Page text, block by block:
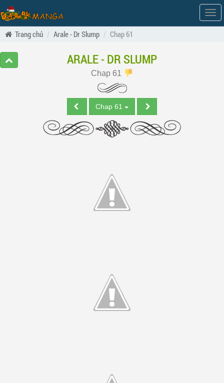
Hiện
Trang chủ
Arale - Dr Slump Chap 61
ARALE - DR SLUMP
Chap 61
Chap 61